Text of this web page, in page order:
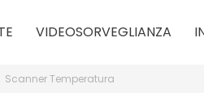
VIDEOSORVEGLIANZA
Scanner Temperatura